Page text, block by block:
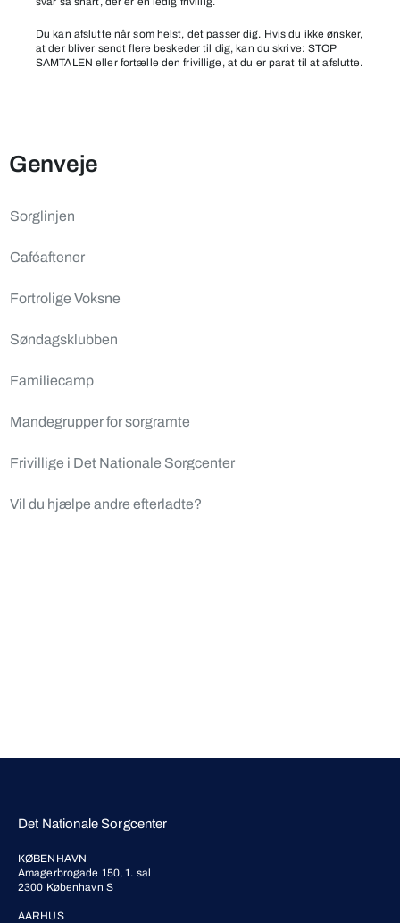
Du kan afslutte når som helst, det passer dig. Hvis du ikke ønsker,
at der bliver sendt flere beskeder til dig, kan du skrive: STOP
SAMTALEN eller fortælle den frivillige, at du er parat til at afslutte.
Genveje
Sorglinjen
Caféaftener
Fortrolige Voksne
Søndagsklubben
Familiecamp
Mandegrupper for sorgramte
Frivillige i Det Nationale Sorgcenter
Vil du hjælpe andre efterladte?
Det Nationale Sorgcenter
KØBENHAVN
Amagerbrogade 150, 1. sal
2300 København S
AARHUS